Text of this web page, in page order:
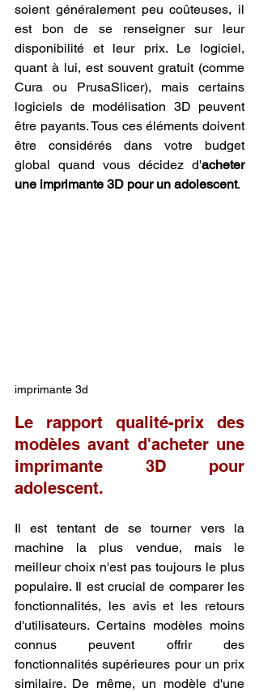
soient généralement peu coûteuses, il
est bon de se renseigner sur leur
disponibilité et leur prix. Le logiciel,
quant à lui, est souvent gratuit (comme
Cura ou PrusaSlicer), mais certains
logiciels de modélisation 3D peuvent
être payants. Tous ces éléments doivent
être considérés dans votre budget
global quand vous décidez d'acheter
une imprimante 3D pour un adolescent.
imprimante 3d
Le rapport qualité-prix des
modèles avant d'acheter une
imprimante 3D pour
adolescent.
Il est tentant de se tourner vers la
machine la plus vendue, mais le
meilleur choix n'est pas toujours le plus
populaire. Il est crucial de comparer les
fonctionnalités, les avis et les retours
d'utilisateurs. Certains modèles moins
connus peuvent offrir des
fonctionnalités supérieures pour un prix
similaire. De même, un modèle d'une